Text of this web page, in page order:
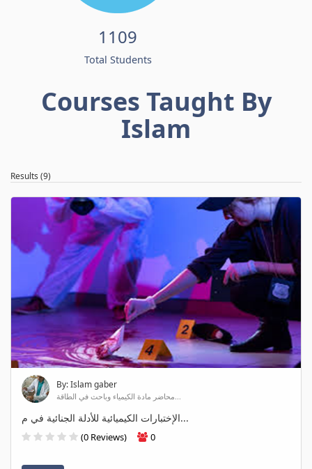
1109
Total Students
Courses Taught By
Islam
Results (9)
By: Islam gaber
محاضر مادة الكيمياء وباحث في الطاقة...
الإختبارات الكيميائية للأدلة الجنائية في م...
(0 Reviews) 0